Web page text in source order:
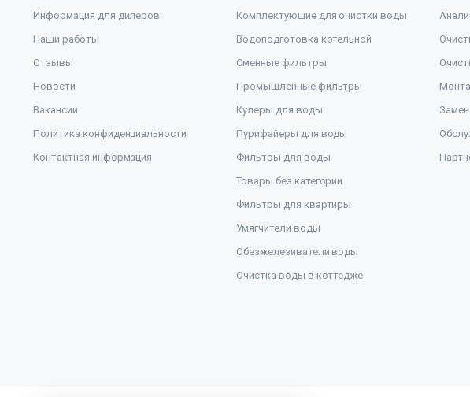
Информация для дилеров
Наши работы
Отзывы
Новости
Вакансии
Политика конфиденциальности
Контактная информация
Комплектующие для очистки воды
Водоподготовка котельной
Сменные фильтры
Промышленные фильтры
Кулеры для воды
Пурифайеры для воды
Фильтры для воды
Товары без категории
Фильтры для квартиры
Умягчители воды
Обезжелезиватели воды
Очистка воды в коттедже